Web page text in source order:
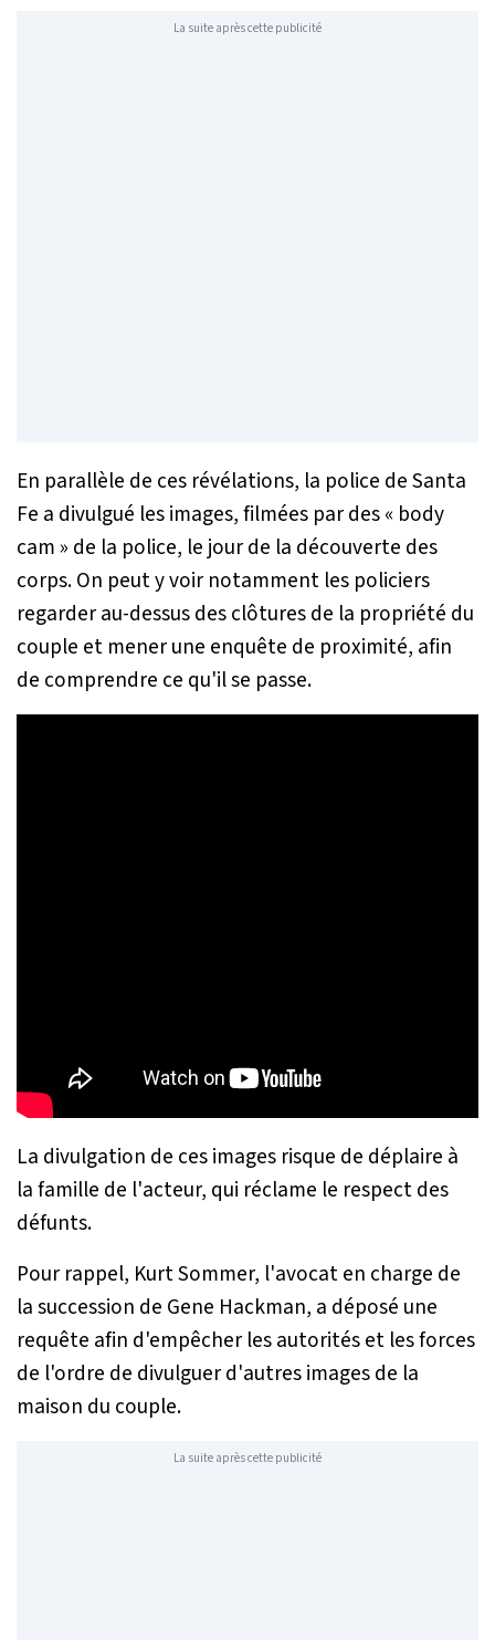
La suite après cette publicité
En parallèle de ces révélations, la police de Santa
Fe a divulgué les images, filmées par des « body
cam » de la police, le jour de la découverte des
corps. On peut y voir notamment les policiers
regarder au-dessus des clôtures de la propriété du
couple et mener une enquête de proximité, afin
de comprendre ce qu'il se passe.
La divulgation de ces images risque de déplaire à
la famille de l'acteur, qui réclame le respect des
défunts.
Pour rappel, Kurt Sommer, l'avocat en charge de
la succession de Gene Hackman, a déposé une
requête afin d'empêcher les autorités et les forces
de l'ordre de divulguer d'autres images de la
maison du couple.
La suite après cette publicité